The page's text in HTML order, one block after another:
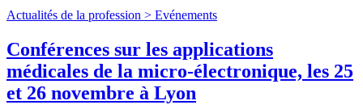
Actualités de la profession > Evénements
Conférences sur les applications
médicales de la micro-électronique, les 25
et 26 novembre à Lyon